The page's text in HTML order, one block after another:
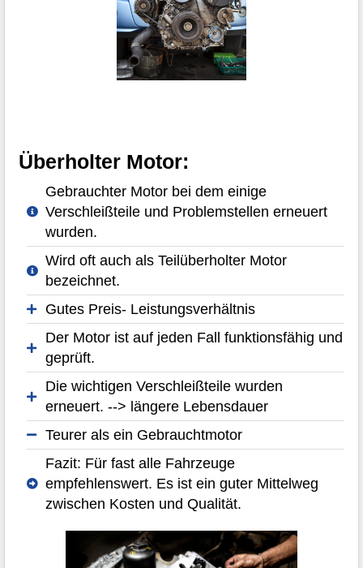
Überholter Motor:
Gebrauchter Motor bei dem einige
Verschleißteile und Problemstellen erneuert
wurden.
Wird oft auch als Teilüberholter Motor
bezeichnet.
Gutes Preis- Leistungsverhältnis
Der Motor ist auf jeden Fall funktionsfähig und
geprüft.
Die wichtigen Verschleißteile wurden
erneuert. --> längere Lebensdauer
Teurer als ein Gebrauchtmotor
Fazit: Für fast alle Fahrzeuge
empfehlenswert. Es ist ein guter Mittelweg
zwischen Kosten und Qualität.